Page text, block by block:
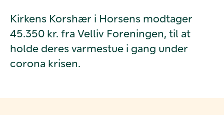
Kirkens Korshær i Horsens modtager
45.350 kr. fra Velliv Foreningen, til at
holde deres varmestue i gang under
corona krisen.